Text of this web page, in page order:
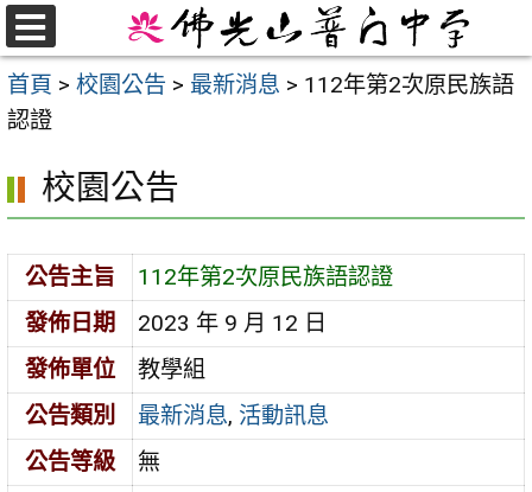
跳
至
主
要
首頁 > 校園公告 > 最新消息 > 112年第2次原民族語
認證
校園公告
公告主旨
112年第2次原民族語認證
發佈日期
2023 年 9 月 12 日
發佈單位
教學組
公告類別
最新消息, 活動訊息
公告等級
無
選
單